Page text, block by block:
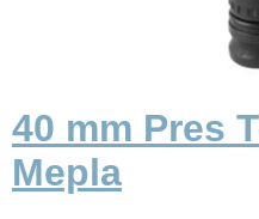
40 mm Pres
Mepla